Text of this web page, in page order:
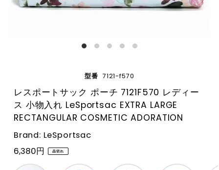
型番 7121-f570
レスポートサック ポーチ 7121F570 レディー
ス 小物入れ LeSportsac EXTRA LARGE
RECTANGULAR COSMETIC ADORATION
Brand: LeSportsac
6,380円 品切れ